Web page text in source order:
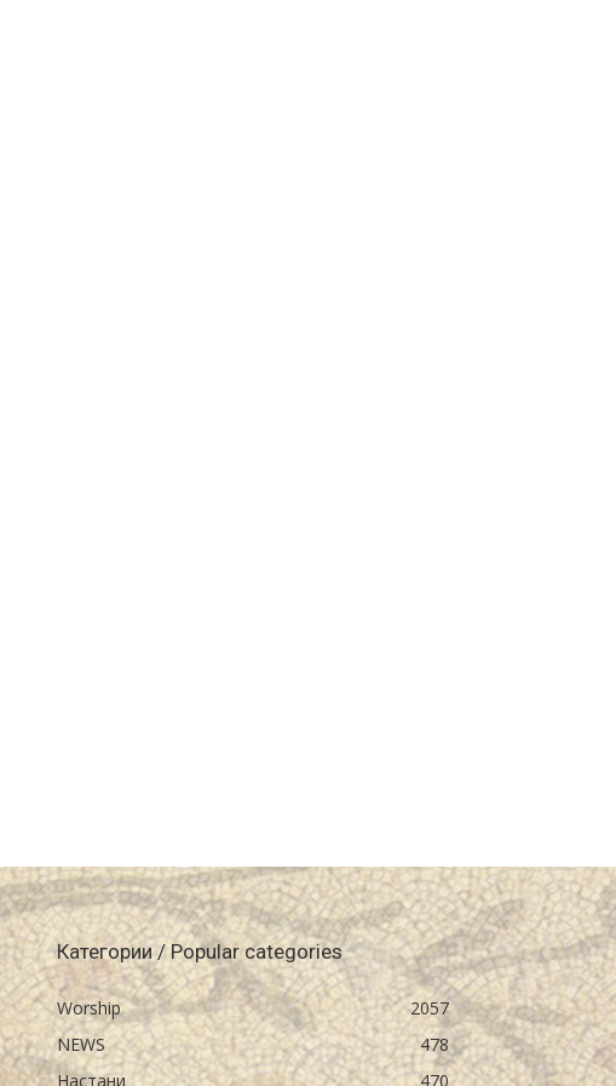
Категории / Popular categories
Worship
2057
NEWS
478
Настани
470